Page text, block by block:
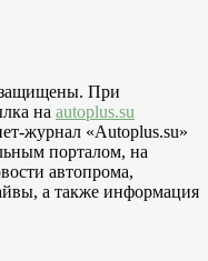
защищены. При
на autoplus.su
журнал «Autoplus.su»
порталом, на
автопрома,
а также информация